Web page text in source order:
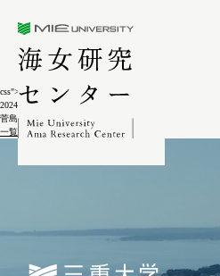
css">
2024.02.04
菅島しろんご祭10-8
一覧に戻る